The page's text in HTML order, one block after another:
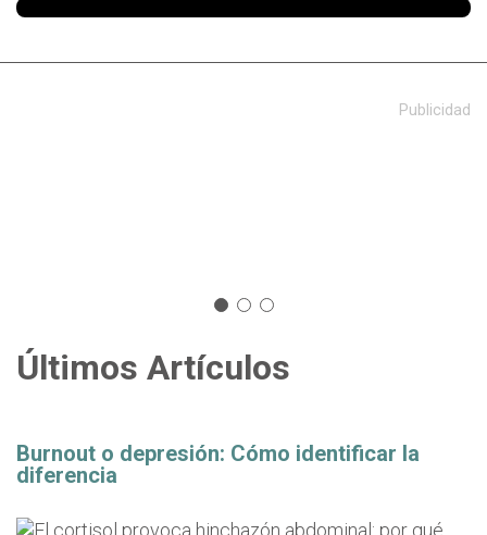
Publicidad
Últimos Artículos
Burnout o depresión: Cómo identificar la
diferencia